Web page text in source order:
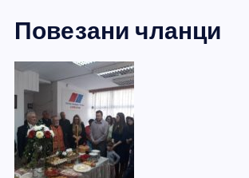
c
e
b
o
o
k
ss
e
n
g
er
itt
er
er at ss
Повезани чланци